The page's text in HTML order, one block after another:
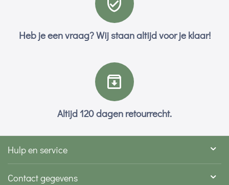
Heb je een vraag? Wij staan altijd voor je klaar!
Altijd 120 dagen retourrecht.
Hulp en service
Contact gegevens